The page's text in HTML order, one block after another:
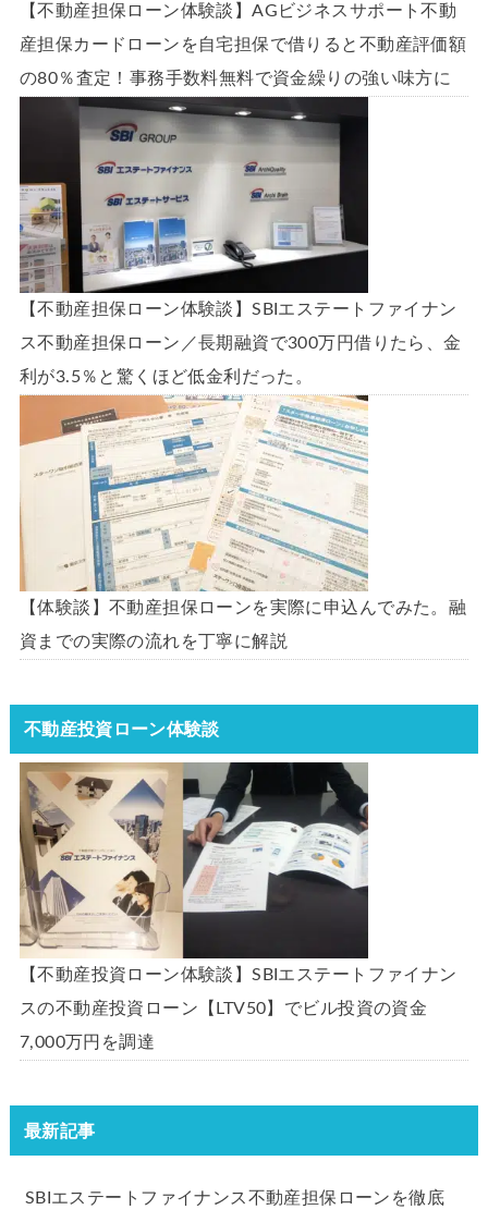
【不動産担保ローン体験談】AGビジネスサポート不動
産担保カードローンを自宅担保で借りると不動産評価額
の80％査定！事務手数料無料で資金繰りの強い味方に
【不動産担保ローン体験談】SBIエステートファイナン
ス不動産担保ローン／長期融資で300万円借りたら、金
利が3.5％と驚くほど低金利だった。
【体験談】不動産担保ローンを実際に申込んでみた。融
資までの実際の流れを丁寧に解説
不動産投資ローン体験談
【不動産投資ローン体験談】SBIエステートファイナン
スの不動産投資ローン【LTV50】でビル投資の資金
7,000万円を調達
最新記事
SBIエステートファイナンス不動産担保ローンを徹底